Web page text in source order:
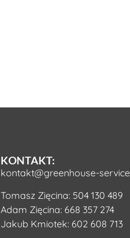
KONTAKT:
kontakt@greenhouse-
Tomasz Zięcina: 504 130 489
Adam Zięcina: 668 357 274
Jakub Kmiotek: 602 608 713